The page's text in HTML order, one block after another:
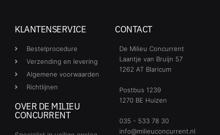
KLANTENSERVICE
Bestelprocedure
Verzending en levering
Algemene voorwaarden
Richtlijnen
OVER DE MILIEU
CONCURRENT
CONTACT
De Milieu Concurrent
Laantje van Bruijn 57
1262 AT Blaricum
Postbus 1239
1270 BE Huizen
035 - 533 78 30
info@milieuconcurrent.nl